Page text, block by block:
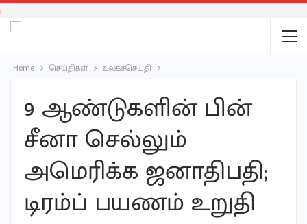
;
Home செய்திகள் உலகச்செய்தி
9 ஆண்டுகளின் பின்
சீனா செல்லும்
அமெரிக்க ஜனாதிபதி;
டிரம்ப் பயணம் உறுதி